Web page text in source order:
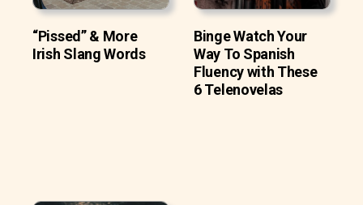
“Pissed” & More
Irish Slang Words
Binge Watch Your
Way To Spanish
Fluency with These
6 Telenovelas